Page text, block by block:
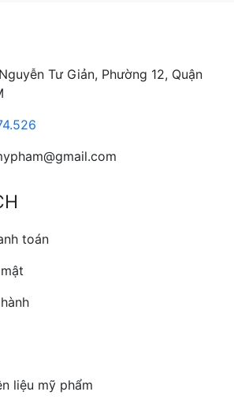
Tư Giản, Phường 12, Quận
toán
liệu mỹ phẩm